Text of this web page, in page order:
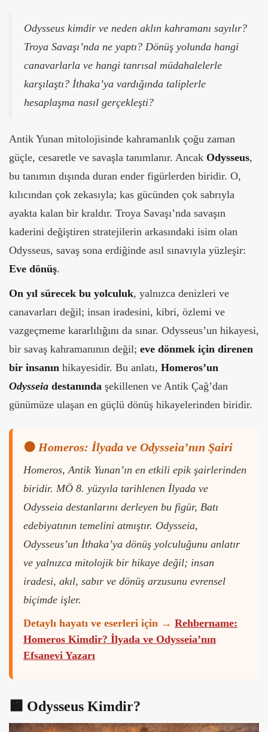
Odysseus kimdir ve neden aklın kahramanı sayılır?
Troya Savaşı’nda ne yaptı? Dönüş yolunda hangi
canavarlarla ve hangi tanrısal müdahalelerle
karşılaştı? İthaka’ya vardığında taliplerle
hesaplaşma nasıl gerçekleşti?
Antik Yunan mitolojisinde kahramanlık çoğu zaman
güçle, cesaretle ve savaşla tanımlanır. Ancak Odysseus,
bu tanımın dışında duran ender figürlerden biridir. O,
kılıcından çok zekasıyla; kas gücünden çok sabrıyla
ayakta kalan bir kraldır. Troya Savaşı’nda savaşın
kaderini değiştiren stratejilerin arkasındaki isim olan
Odysseus, savaş sona erdiğinde asıl sınavıyla yüzleşir:
Eve dönüş.
On yıl sürecek bu yolculuk, yalnızca denizleri ve
canavarları değil; insan iradesini, kibri, özlemi ve
vazgeçmeme kararlılığını da sınar. Odysseus’un hikayesi,
bir savaş kahramanının değil; eve dönmek için direnen
bir insanın hikayesidir. Bu anlatı, Homeros’un
Odysseia destanında şekillenen ve Antik Çağ’dan
günümüze ulaşan en güçlü dönüş hikayelerinden biridir.
🟠 Homeros: İlyada ve Odysseia’nın Şairi
Homeros, Antik Yunan’ın en etkili epik şairlerinden
biridir. MÖ 8. yüzyıla tarihlenen İlyada ve
Odysseia destanlarını derleyen bu figür, Batı
edebiyatının temelini atmıştır. Odysseia,
Odysseus’un İthaka’ya dönüş yolculuğunu anlatır
ve yalnızca mitolojik bir hikaye değil; insan
iradesi, akıl, sabır ve dönüş arzusunu evrensel
biçimde işler.
Detaylı hayatı ve eserleri için → Rehbername:
Homeros Kimdir? İlyada ve Odysseia’nın
Efsanevi Yazarı
🟧 Odysseus Kimdir?